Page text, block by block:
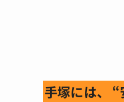
手塚には、 “